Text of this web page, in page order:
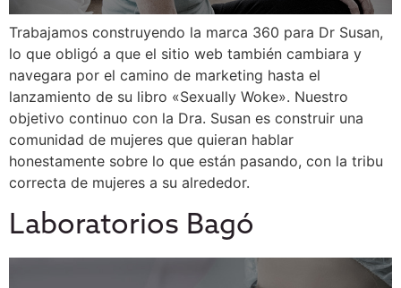
Trabajamos construyendo la marca 360 para Dr Susan,
lo que obligó a que el sitio web también cambiara y
navegara por el camino de marketing hasta el
lanzamiento de su libro «Sexually Woke». Nuestro
objetivo continuo con la Dra. Susan es construir una
comunidad de mujeres que quieran hablar
honestamente sobre lo que están pasando, con la tribu
correcta de mujeres a su alrededor.
Laboratorios Bagó